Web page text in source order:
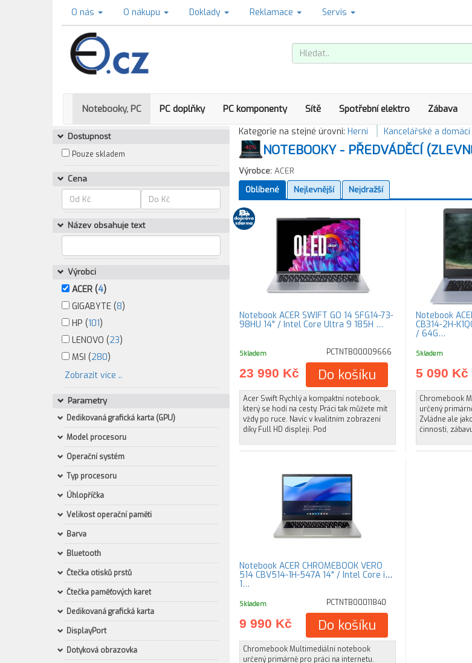
O nás O nákupu Doklady Reklamace Servis
Notebooky, PC PC doplňky PC komponenty Sítě Spotřební elektro Zábava
Dostupnost
Pouze skladem
Cena
Název obsahuje text
Výrobci
ACER (4)
GIGABYTE (8)
HP (101)
LENOVO (23)
MSI (280)
Zobrazit více ..
Parametry
Dedikovaná grafická karta (GPU)
Model procesoru
Operační systém
Typ procesoru
Úhlopříčka
Velikost operační paměti
Barva
Bluetooth
Čtečka otisků prstů
Čtečka paměťových karet
Dedikovaná grafická karta
DisplayPort
Dotyková obrazovka
Kategorie na stejné úrovni: Herní Kancelářské a domácí
NOTEBOOKY - PŘEDVÁDĚCÍ
Výrobce: ACER
Oblíbené
Nejlevnější Nejdražší
Notebook ACER SWIFT GO 14 SFG14-73-
98HU 14" / Intel Core Ultra 9 185H …
Skladem PCTNTB00009666
23 990 Kč Do košíku
Acer Swift Rychlý a kompaktní notebook,
který se hodí na cesty. Práci tak můžete mít
vždy po ruce. Navíc v kvalitním zobrazení
díky Full HD displeji. Pod
Notebook
CB314-2H-
/ 64G…
Skladem
5 090 Kč
Chromebook
určený
Zvládne ale
činnosti,
Notebook ACER CHROMEBOOK VERO
514 CBV514-1H-547A 14" / Intel Core i5-
1…
Skladem PCTNTB00011840
9 990 Kč Do košíku
Chromebook Multimediální notebook
určený primárně pro práci na internetu.